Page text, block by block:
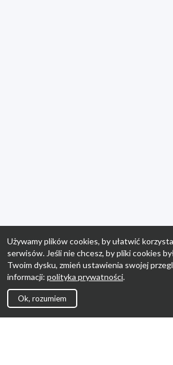
Używamy plików cookies, by ułatwić
serwisów. Jeśli nie chcesz, by pliki cookies
Twoim dysku, zmień ustawienia swojej
informacji: polityka prywatności.
Ok, rozumiem